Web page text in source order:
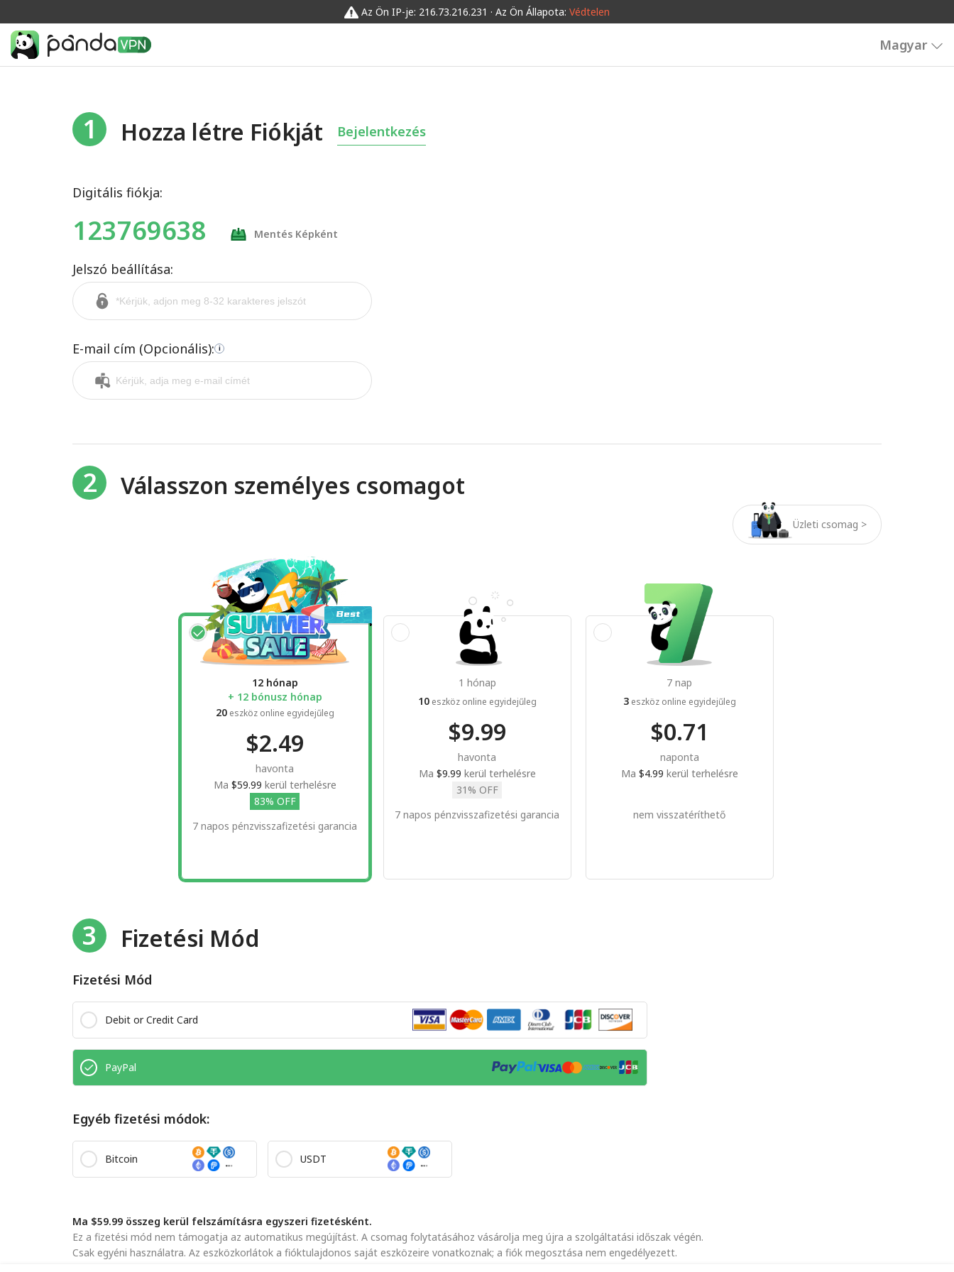
Az Ön IP-je: 216.73.216.231 · Az Ön Állapota: Védtelen
Magyar
1 Hozza létre Fiókját Bejelentkezés
Digitális fiókja:
123769638 Mentés Képként
Jelszó beállítása:
E-mail cím (Opcionális): i
2 Válasszon személyes csomagot
Üzleti csomag >
12 hónap
+ 12 bónusz hónap
20eszköz online egyidejűleg
$2.49
havonta
Ma $59.99 kerül terhelésre
83% OFF
7 napos pénzvisszafizetési garancia
1 hónap
10eszköz online egyidejűleg
$9.99
havonta
Ma $9.99 kerül terhelésre
31% OFF
7 napos pénzvisszafizetési garancia
7 nap
3eszköz online egyidejűleg
$0.71
naponta
Ma $4.99 kerül terhelésre
nem visszatéríthető
3 Fizetési Mód
Fizetési Mód
Debit or Credit Card
PayPal
Egyéb fizetési módok:
Bitcoin USDT
Ma $59.99 összeg kerül felszámításra egyszeri fizetésként.
Ez a fizetési mód nem támogatja az automatikus megújítást. A csomag folytatásához vásárolja meg újra a szolgáltatási időszak végén.
Csak egyéni használatra. Az eszközkorlátok a fióktulajdonos saját eszközeire vonatkoznak; a fiók megosztása nem engedélyezett.